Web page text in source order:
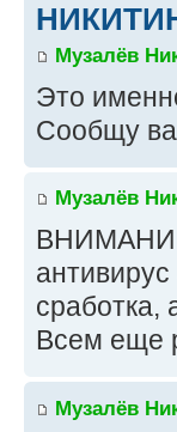
Музалёв
Это
Сообщу
Музалёв
сработка,
Всем еще
Музалёв